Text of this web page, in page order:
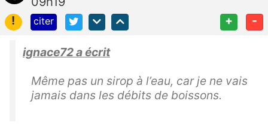
!
citer + -
ignace72 a écrit
Même pas un sirop à l’eau, car je ne vais
jamais dans les débits de boissons.